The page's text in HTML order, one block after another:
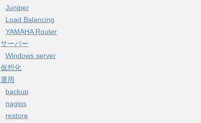
Juniper
Load Balancing
YAMAHA Router
サーバー
Windows server
仮想化
運用
backup
nagios
restore